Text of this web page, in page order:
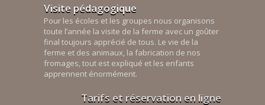
Visite pédagogique
Pour les écoles et les groupes nous organisons
toute l’année la visite de la ferme avec un goûter
final toujours apprécié de tous. Le vie de la
ferme et des animaux, la fabrication de nos
fromages, tout est expliqué et les enfants
apprennent énormément.
Tarifs et réservation en ligne